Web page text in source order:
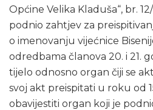
Općine Velika Kladuša“, br.
podnio zahtjev za
o imenovanju vijećnice
odredbama članova 20. i 21.
tijelo odnosno organ čiji se
svoj akt preispitati u roku od
obavijestiti organ koji je